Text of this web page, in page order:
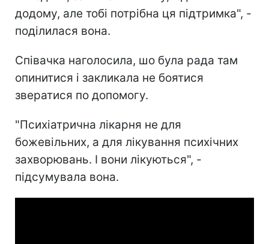
додому, але тобі потрібна ця підтримка", -
поділилася вона.
Співачка наголосила, шо була рада там
опинитися і закликала не боятися
звератися по допомогу.
"Психіатрична лікарня не для
божевільних, а для лікування психічних
захворювань. І вони лікуються", -
підсумувала вона.